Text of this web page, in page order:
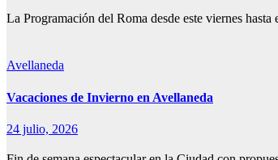
La Programación del Roma desde este viernes
Avellaneda
Vacaciones de Invierno en Avellaneda
24 julio, 2026